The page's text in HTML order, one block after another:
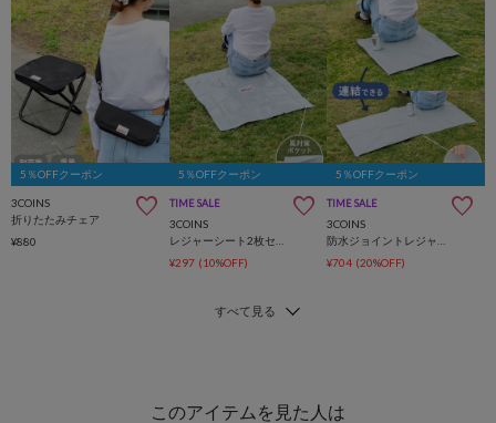
5％OFFクーポン
3COINS
折りたたみチェア
¥880
5％OFFクーポン
TIME SALE
3COINS
¥297 (10%OFF)
5％OFFクーポン
TIME SALE
3COINS
¥704 (20%OFF)
このアイテムを見た人は